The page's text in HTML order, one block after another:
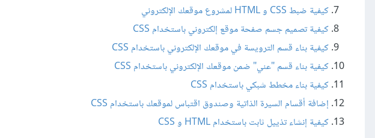
كيفية ضبط CSS و HTML لمشروع موقعك الإلكتروني
كيفية تصميم جسم صفحة موقع إلكتروني باستخدام CSS
كيفية بناء قسم الترويسة في موقعك الإلكتروني باستخدام CSS
كيفية بناء قسم "عني" ضمن موقعك الإلكتروني باستخدام CSS
كيفية بناء مخطط شبكي باستخدام CSS
إضافة أقسام السيرة الذاتية وصندوق اقتباس لموقعك باستخدام CSS
كيفية إنشاء تذييل ثابت باستخدام HTML و CSS